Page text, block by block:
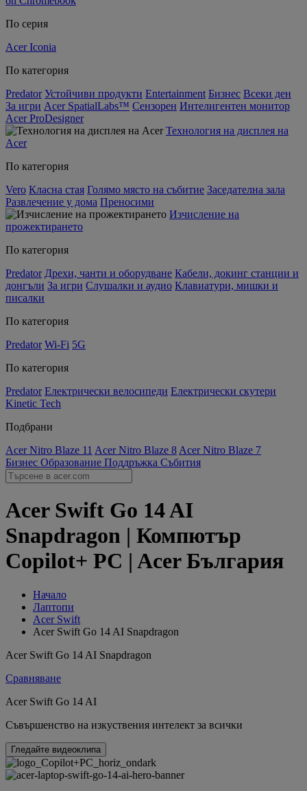
По серия
Acer Iconia
По категория
Predator Устойчиви продукти Entertainment Бизнес Всеки ден
За игри Acer SpatialLabs™ Сензорен Интелигентен монитор
Acer ProDesigner
Технология на дисплея на
Acer
По категория
Vero Класна стая Голямо място на събитие Заседателна зала
Развлечение у дома Преносими
Изчисление на
прожектирането
По категория
Predator Дрехи, чанти и оборудване Кабели, докинг станции и
донгъли За игри Слушалки и аудио Клавиатури, мишки и
писалки
По категория
Predator Wi-Fi 5G
По категория
Predator Електрически велосипеди Електрически скутери
Kinetic Tech
Подбрани
Acer Nitro Blaze 11 Acer Nitro Blaze 8 Acer Nitro Blaze 7
Бизнес Образование Поддръжка Събития
Acer Swift Go 14 AI
Snapdragon | Компютър
Copilot+ PC | Acer България
Начало
Лаптопи
Acer Swift
Acer Swift Go 14 AI Snapdragon
Acer Swift Go 14 AI Snapdragon
Сравняване
Acer Swift Go 14 AI
Съвършенство на изкуствения интелект за всички
Гледайте видеоклипа